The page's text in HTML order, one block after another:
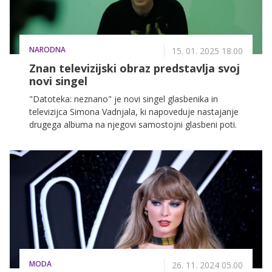
NARODNA 15. 01. 2025 18.00
Znan televizijski obraz predstavlja svoj
novi singel
"Datoteka: neznano" je novi singel glasbenika in
televizijca Simona Vadnjala, ki napoveduje nastajanje
drugega albuma na njegovi samostojni glasbeni poti.
MODA 26. 11. 2024 05.00